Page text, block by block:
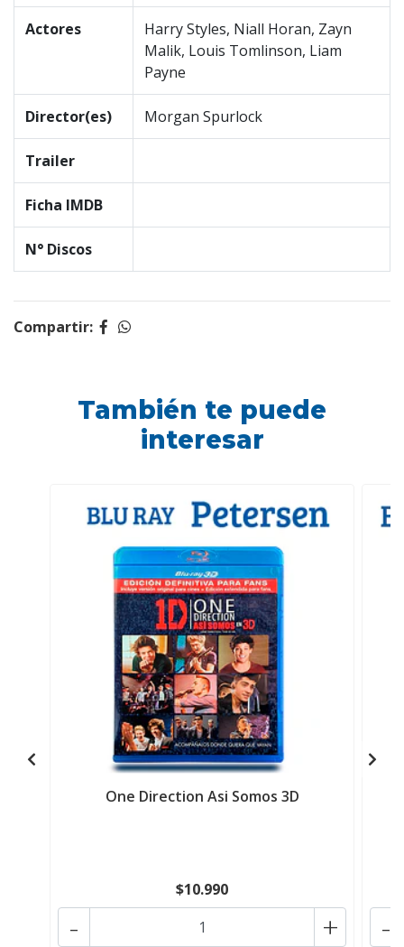
Actores
Harry Styles, Niall Horan, Zayn
Malik, Louis Tomlinson, Liam
Payne
Director(es) Morgan Spurlock
Trailer
Ficha IMDB
N° Discos
Compartir:
También te puede
interesar
One Direction Asi Somos 3D
$10.990
+
- -